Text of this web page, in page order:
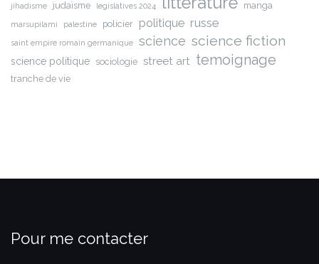
jihadisme judaïsme legislatives 2024 manga
marsupilami palestine policier politique russe
saint empire romain germanique science science fiction
science politique sociologie street art temoignage
tranche de vie
Pour me contacter